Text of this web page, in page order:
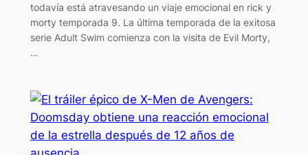
todavía está atravesando un viaje emocional en rick y
morty temporada 9. La última temporada de la exitosa
serie Adult Swim comienza con la visita de Evil Morty,
…